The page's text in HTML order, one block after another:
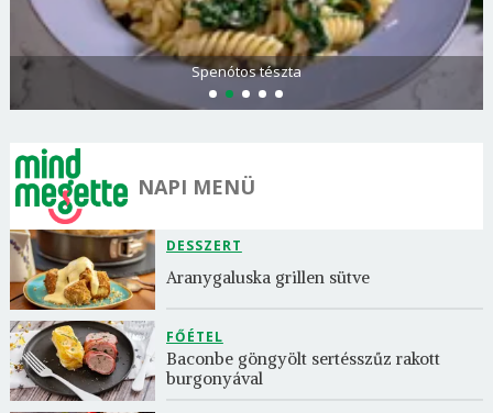
Olasz és görög paradicsomsaláta
NAPI MENÜ
DESSZERT
Aranygaluska grillen sütve
FŐÉTEL
Baconbe göngyölt sertésszűz rakott
burgonyával